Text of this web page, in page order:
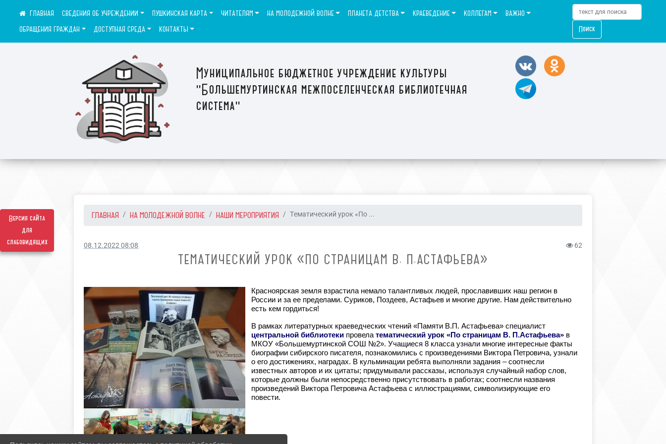
Версия сайта
для
слабовидящих
Муниципальное бюджетное учреждение культуры
"Большемуртинская межпоселенческая библиотечная
система"
СВЕДЕНИЯ ОБ УЧРЕЖДЕНИИ ПУШКИНСКАЯ КАРТА ЧИТАТЕЛЯМ НА МОЛОДЕЖНОЙ ВОЛНЕ ПЛАНЕТА ДЕТСТВА КРАЕВЕДЕНИЕ КОЛЛЕГАМ
ВАЖНО
ОБРАЩЕНИЯ ГРАЖДАН
ДОСТУПНАЯ СРЕДА КОНТАКТЫ Поиск
ГЛАВНАЯ НА МОЛОДЕЖНОЙ ВОЛНЕ НАШИ МЕРОПРИЯТИЯ Тематический урок «По ...
08.12.2022 08:08 62
ТЕМАТИЧЕСКИЙ УРОК «ПО СТРАНИЦАМ В. П.АСТАФЬЕВА»
Красноярская земля взрастила немало талантливых людей, прославивших наш регион в
России и за ее пределами. Суриков, Поздеев, Астафьев и многие другие. Нам действительно
есть кем гордиться!
В рамках литературных краеведческих чтений «Памяти В.П. Астафьева» специалист
центральной библиотеки провелатематический урок «По страницам В. П.Астафьева» в
МКОУ «Большемуртинской СОШ №2». Учащиеся 8 класса узнали многие интересные факты
биографии сибирского писателя, познакомились с произведениями Виктора Петровича, узнали
о его достижениях, наградах. В кульминации ребята выполняли задания – соотнесли
известных авторов и их цитаты; придумывали рассказы, используя случайный набор слов,
которые должны были непосредственно присутствовать в работах; соотнесли названия
произведений Виктора Петровича Астафьева с иллюстрациями, символизирующие его
повести.